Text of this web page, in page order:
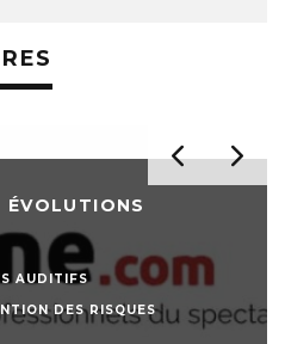
ÉVOLUTIONS
AUDITIFS
DES RISQUES